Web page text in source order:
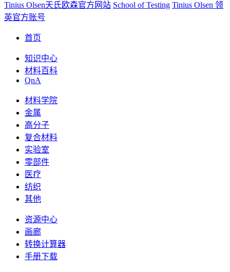
Tinius Olsen天氏欧森官方网站 School of Testing Tinius Olsen 领
英官方账号
首页
知识中心
材料百科
QnA
材料学院
金属
高分子
复合材料
实验室
零部件
医疗
纺织
其他
资源中心
画廊
转换计算器
手册下载